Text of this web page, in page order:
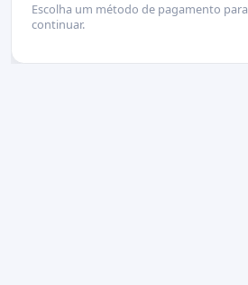
Escolha um método de pagamento para
continuar.